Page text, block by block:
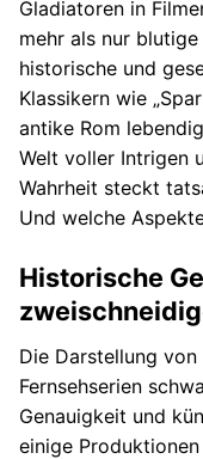
Gladiatoren in
mehr als nur
historische und
Klassikern wie
antike Rom
Welt voller Intrigen
Wahrheit steckt
Und welche
Historische
Die Darstellung
Fernsehserien
Genauigkeit und
einige Produktionen